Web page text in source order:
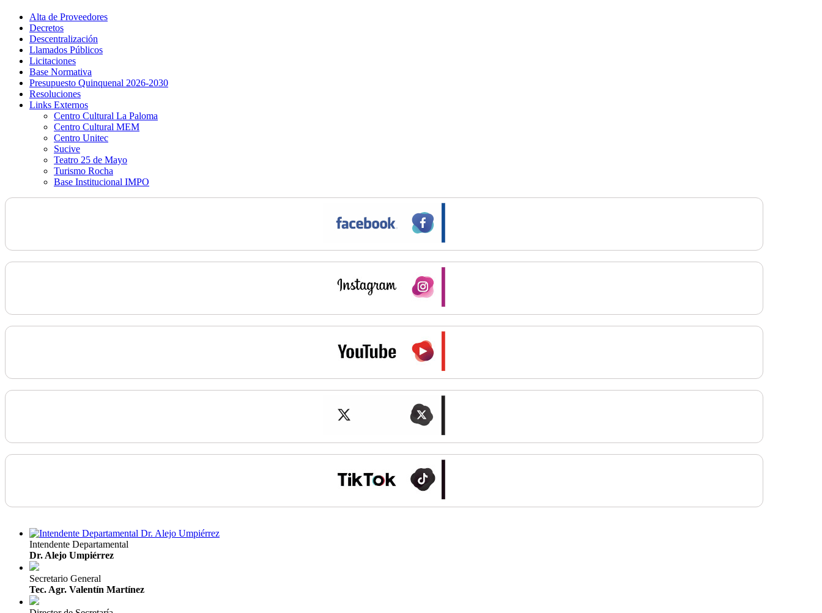
Alta de Proveedores
Decretos
Descentralización
Llamados Públicos
Licitaciones
Base Normativa
Presupuesto Quinquenal 2026-2030
Resoluciones
Links Externos
Centro Cultural La Paloma
Centro Cultural MEM
Centro Unitec
Sucive
Teatro 25 de Mayo
Turismo Rocha
Base Institucional IMPO
Intendente Departamental
Dr. Alejo Umpiérrez
Secretario General
Tec. Agr. Valentín Martínez